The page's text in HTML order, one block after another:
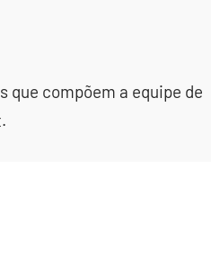
que compõem a equipe de